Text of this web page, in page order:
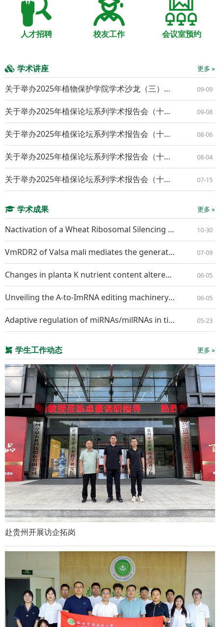
人才招聘 校友工作 会议室预约
学术讲座 更多 »
关于举办2025年植物保护学院学术沙龙（三）的通知 09-09
关于举办2025年植保论坛系列学术报告会（十九）的通知 09-08
关于举办2025年植保论坛系列学术报告会（十八）的通知 08-06
关于举办2025年植保论坛系列学术报告会（十七）的通知 08-04
关于举办2025年植保论坛系列学术报告会（十六）的通知 07-15
学术成果 更多 »
Nactivation of a Wheat Ribosomal Silencing Factor Gene TaRsfS Confers Resistance to Both Powdery Mildew and Stripe Rust 10-30
VmRDR2 of Valsa mali mediates the generation of VmR2-siR1 that suppresses apple resistance by RNA interference 07-09
Changes in planta K nutrient content altered the interaction pattern between Nicotiana benthamiana and Alternaria longipes 06-05
Unveiling the A-to-ImRNA editing machineryand its regulation and evolution in fungi 06-05
Adaptive regulation of miRNAs/milRNAs in tissue specific interaction between apple and Valsa mali 05-23
学生工作动态 更多 »
赴贵州开展访企拓岗